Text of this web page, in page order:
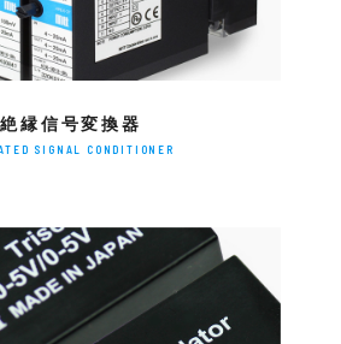
絶縁信号変換器
SIGNAL CONDITIONER